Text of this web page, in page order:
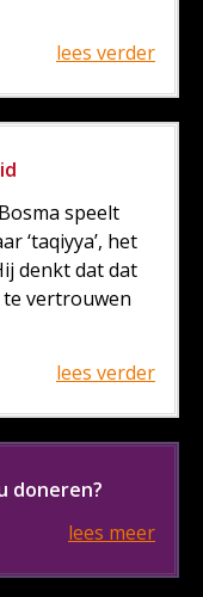
lees verder
speelt
‘taqiyya’, het
denkt dat dat
vertrouwen
lees verder
doneren?
lees meer